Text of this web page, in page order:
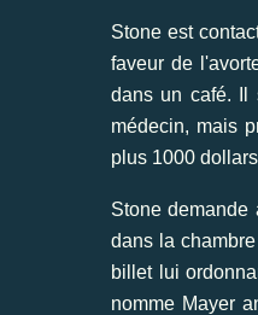
Stone est
faveur de
dans un café. Il
médecin, mais
plus 1000
Stone demande
dans la
billet lui
nomme Mayer